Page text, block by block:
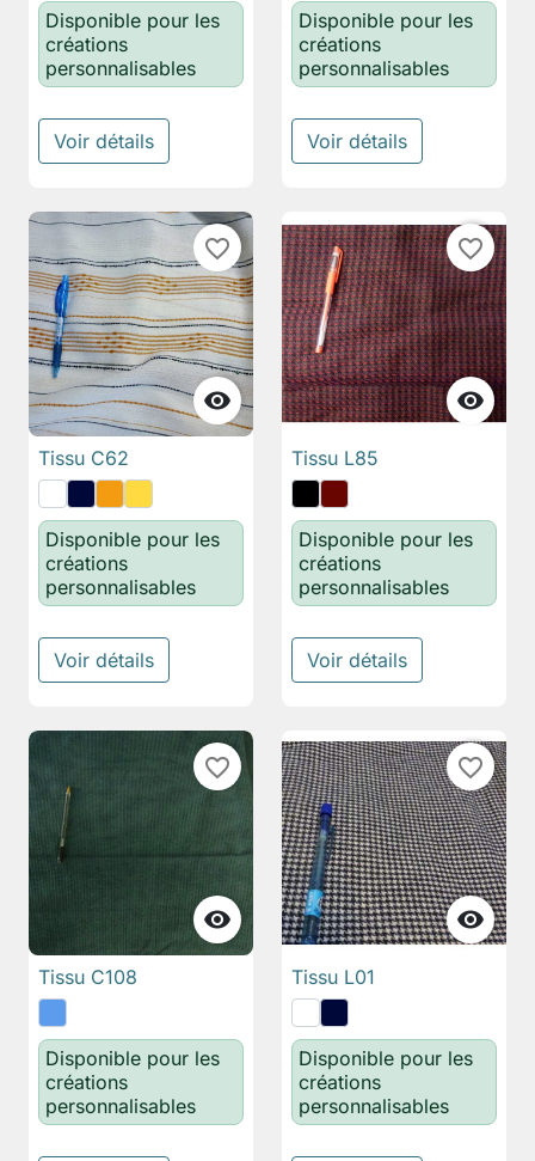
Disponible pour les
créations
personnalisables
Voir détails
Disponible pour les
créations
personnalisables
Voir détails

favorite_border
Tissu C62
Disponible pour les
créations
personnalisables
Voir détails

favorite_border
Tissu L85
Disponible pour les
créations
personnalisables
Voir détails

favorite_border
Tissu C108
Disponible pour les
créations
personnalisables

favorite_border
Tissu L01
Disponible pour les
créations
personnalisables